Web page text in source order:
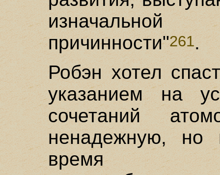
причинности"261.
Робэн хотел
указанием на
сочетаний
ненадежную, но
время